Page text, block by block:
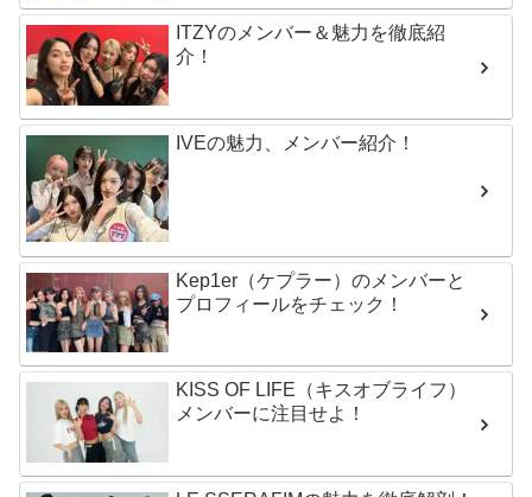
ITZYのメンバー＆魅力を徹底紹
介！
IVEの魅力、メンバー紹介！
Kep1er（ケプラー）のメンバーと
プロフィールをチェック！
KISS OF LIFE（キスオブライフ）
メンバーに注目せよ！